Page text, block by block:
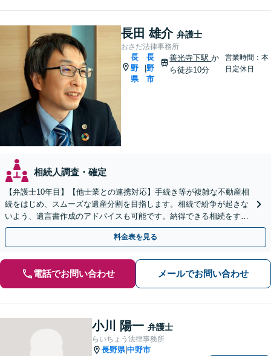
長田 雄介 弁護士
おさだ法律事務所
長
野
県
長
野
市
善光寺下駅か
ら徒歩10分
営業時間：本
日定休日
相続人調査・確定
【弁護士10年目】【他士業との連携対応】手続き等が複雑な不動産相
続をはじめ、スムーズな遺産分割を目指します。相続で紛争が起きな
いよう、遺言書作成のアドバイスも可能です。納得できる相続をする
ため、お早めにご相談ください。【休日・夜間相談可】
料金表を見る
電話でお問い合わせ メールでお問い合わせ
小川 陽一 弁護士
らいちょう法律事務所
長野県|中野市